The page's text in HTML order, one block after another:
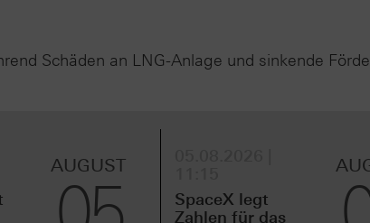
Schäden an LNG-Anlage und sinkende
AUGUST
SpaceX legt
Zahlen für das